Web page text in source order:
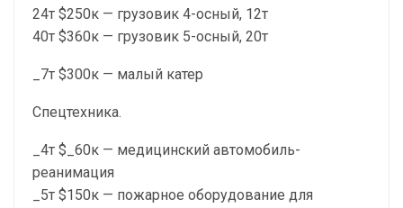
24т $250к — грузовик 4-осный, 12т
40т $360к — грузовик 5-осный, 20т
_7т $300к — малый катер
Спецтехника.
_4т $_60к — медицинский автомобиль-
реанимация
_5т $150к — пожарное оборудование для